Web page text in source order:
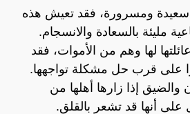
سعيدة ومسرورة، فقد تعيش هذه
مليئة بالسعادة والانسجام.
لها وهم من الأموات، فقد
على قرب حل مشكلة تواجهها.
والضيق إذا زارها أهلها من
على أنها قد تشعر بالقلق.